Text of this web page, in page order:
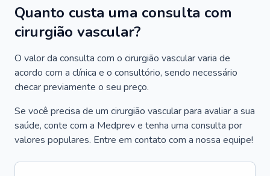
Quanto custa uma consulta com
cirurgião vascular?
O valor da consulta com o cirurgião vascular varia de
acordo com a clínica e o consultório, sendo necessário
checar previamente o seu preço.
Se você precisa de um cirurgião vascular para avaliar a sua
saúde, conte com a Medprev e tenha uma consulta por
valores populares. Entre em contato com a nossa equipe!